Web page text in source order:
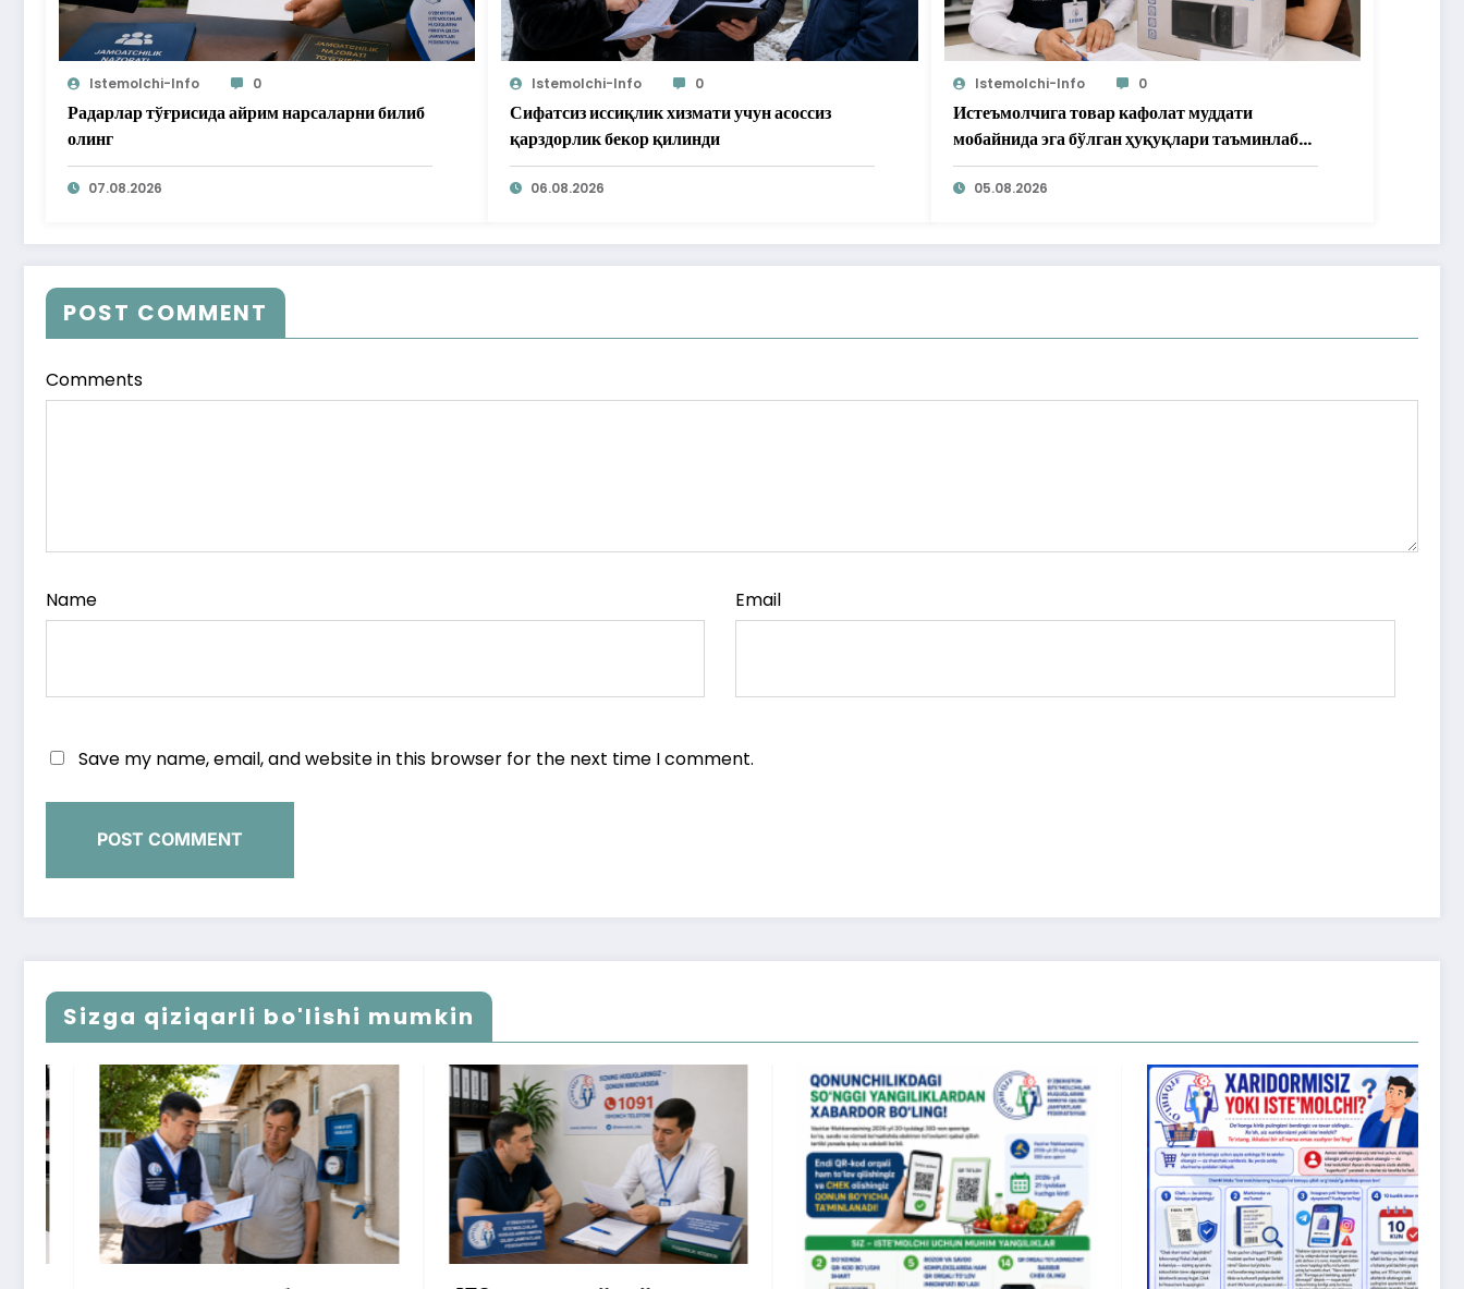
Istemolchi-Info 0
Радарлар тўғрисида айрим нарсаларни билиб
олинг
07.08.2026
Istemolchi-Info 0
Сифатсиз иссиқлик хизмати учун асоссиз
қарздорлик бекор қилинди
06.08.2026
Istemolchi-Info 0
Истеъмолчига товар кафолат муддати
мобайнида эга бўлган ҳуқуқлари таъминлаб
берилди
05.08.2026
POST COMMENT
Comments
Name Email
Save my name, email, and website in this browser for the next time I comment.
Sizga qiziqarli bo'lishi mumkin